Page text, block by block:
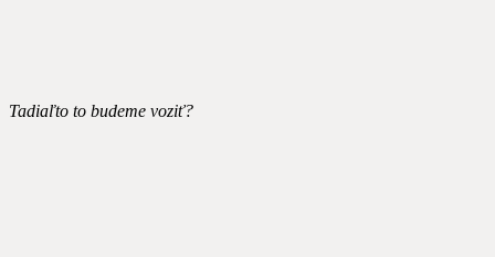
Tadiaľto to budeme voziť?